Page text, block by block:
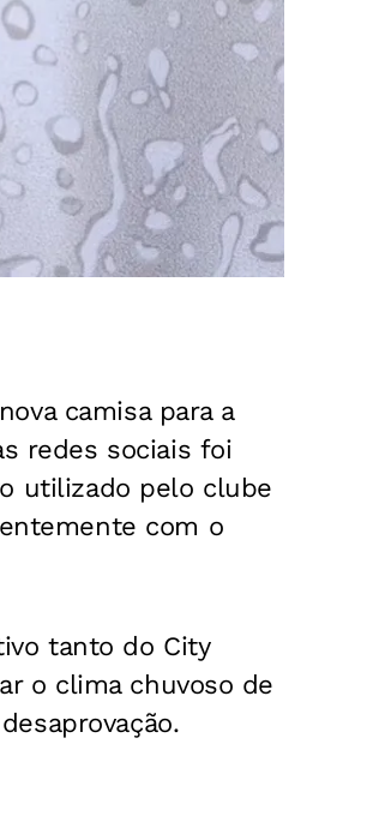
camisa para a
redes sociais foi
utilizado pelo clube
com o
tanto do City
o clima chuvoso de